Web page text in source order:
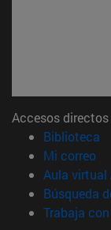
Accesos directos
Biblioteca
Mi correo
Aula virtual
Búsqueda
Trabaja